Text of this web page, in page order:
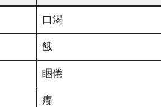
口渴
餓
睏倦
癢